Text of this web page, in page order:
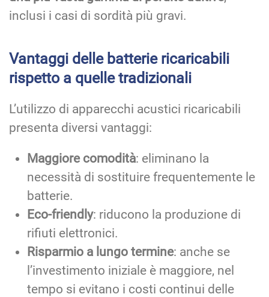
inclusi i casi di sordità più gravi.
Vantaggi delle batterie ricaricabili
rispetto a quelle tradizionali
L’utilizzo di apparecchi acustici ricaricabili
presenta diversi vantaggi:
Maggiore comodità: eliminano la
necessità di sostituire frequentemente le
batterie.
Eco-friendly: riducono la produzione di
rifiuti elettronici.
Risparmio a lungo termine: anche se
l’investimento iniziale è maggiore, nel
tempo si evitano i costi continui delle